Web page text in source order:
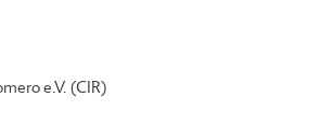
e.V. (CIR)